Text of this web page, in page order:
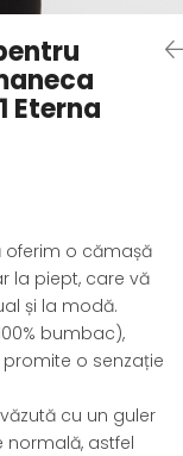
Eterna
oferim o cămașă
la piept, care vă
și la modă.
bumbac),
o senzație
cu un guler
normală, astfel